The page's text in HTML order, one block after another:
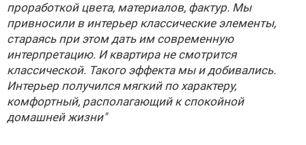
проработкой цвета, материалов, фактур. Мы
привносили в интерьер классические элементы,
стараясь при этом дать им современную
интерпретацию. И квартира не смотрится
классической. Такого эффекта мы и добивались.
Интерьер получился мягкий по характеру,
комфортный, располагающий к спокойной
домашней жизни"